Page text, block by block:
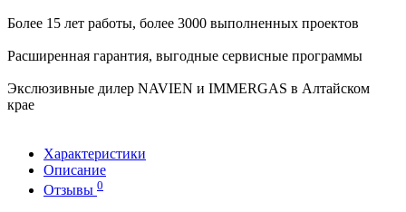
Более 15 лет работы, более 3000 выполненных проектов
Расширенная гарантия, выгодные сервисные программы
Экслюзивные дилер NAVIEN и IMMERGAS в Алтайском
крае
Характеристики
Описание
Отзывы 0